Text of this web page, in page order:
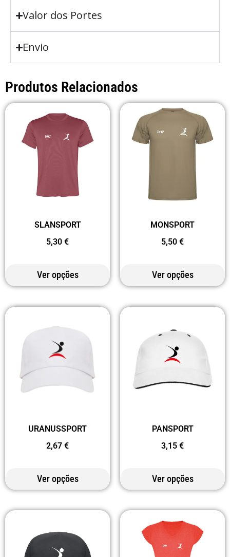
Valor dos Portes
Envio
Produtos Relacionados
SLANSPORT
5,30 €
Ver opções
MONSPORT
5,50 €
Ver opções
URANUSSPORT
2,67 €
Ver opções
PANSPORT
3,15 €
Ver opções